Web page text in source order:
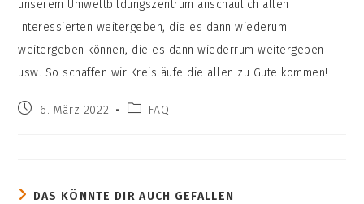
unserem Umweltbildungszentrum anschaulich allen
Interessierten weitergeben, die es dann wiederum
weitergeben können, die es dann wiederrum weitergeben
usw. So schaffen wir Kreisläufe die allen zu Gute kommen!
Beitrag6. März 2022
Beitrags-
FAQ
DAS KÖNNTE DIR AUCH GEFALLEN